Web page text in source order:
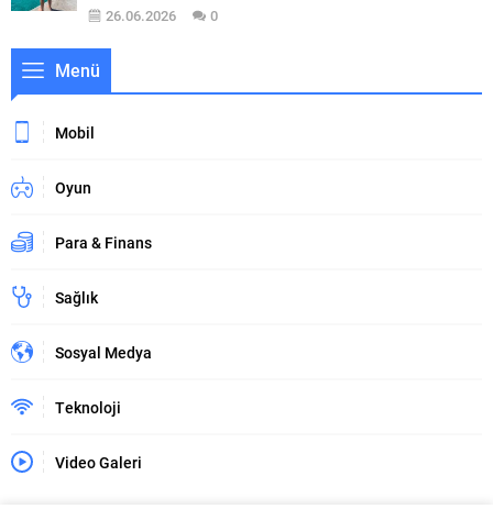
26.06.2026 0
Menü
Mobil
Oyun
Para & Finans
Sağlık
Sosyal Medya
Teknoloji
Video Galeri